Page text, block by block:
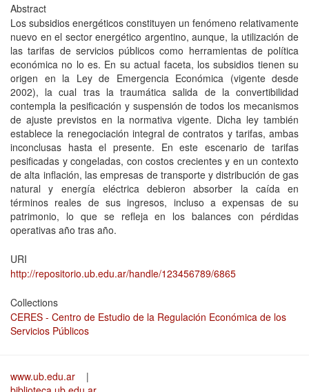
Abstract
Los subsidios energéticos constituyen un fenómeno relativamente
nuevo en el sector energético argentino, aunque, la utilización de
las tarifas de servicios públicos como herramientas de política
económica no lo es. En su actual faceta, los subsidios tienen su
origen en la Ley de Emergencia Económica (vigente desde
2002), la cual tras la traumática salida de la convertibilidad
contempla la pesificación y suspensión de todos los mecanismos
de ajuste previstos en la normativa vigente. Dicha ley también
establece la renegociación integral de contratos y tarifas, ambas
inconclusas hasta el presente. En este escenario de tarifas
pesificadas y congeladas, con costos crecientes y en un contexto
de alta inflación, las empresas de transporte y distribución de gas
natural y energía eléctrica debieron absorber la caída en
términos reales de sus ingresos, incluso a expensas de su
patrimonio, lo que se refleja en los balances con pérdidas
operativas año tras año.
URI
http://repositorio.ub.edu.ar/handle/123456789/6865
Collections
CERES - Centro de Estudio de la Regulación Económica de los
Servicios Públicos
www.ub.edu.ar
|